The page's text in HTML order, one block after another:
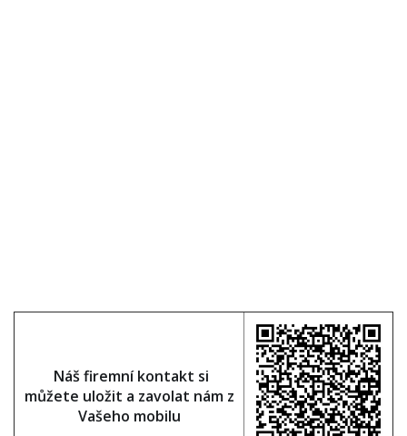
Náš firemní kontakt si
můžete uložit a zavolat nám z
Vašeho mobilu